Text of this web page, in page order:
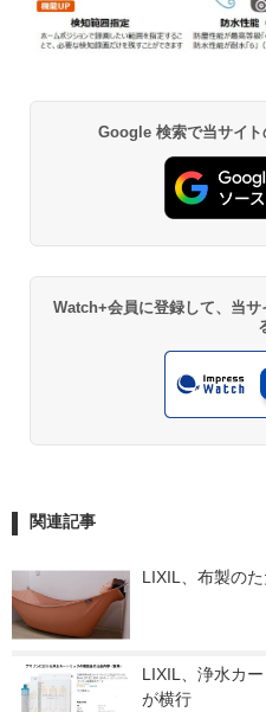
Google 検索で当サイ
Watch+会員に登録して、当
関連記事
LIXIL、布製の
LIXIL、浄水カ
が横行